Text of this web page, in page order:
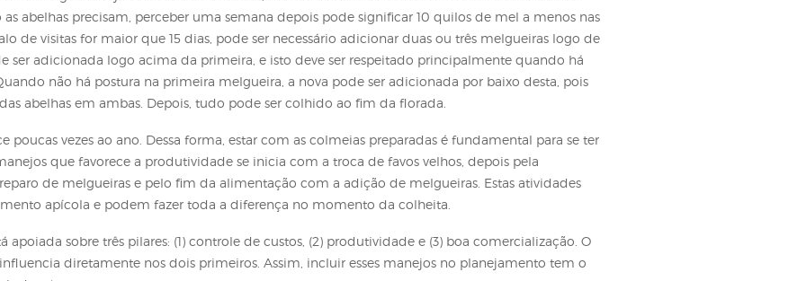
safra, se recomenda que minimamente haja duas melgueiras para cada colmeia que irá entrar em
nas colmeias deve acontecer logo após cessar a alimentação estimulante com xarope, de maneira a
mel que virá a ser preparado pelas abelhas. Quantas melgueiras devem ser adicionadas por vez e em
segunda melgueira, são dúvidas frequentes de quem está iniciando na apicultura, e a resposta
de visitação ajudam a definir quantas melgueiras adicionar de início, pois, se o intervalo de vistas
quando as abelhas precisam, perceber uma semana depois pode significar 10 quilos de mel a menos nas